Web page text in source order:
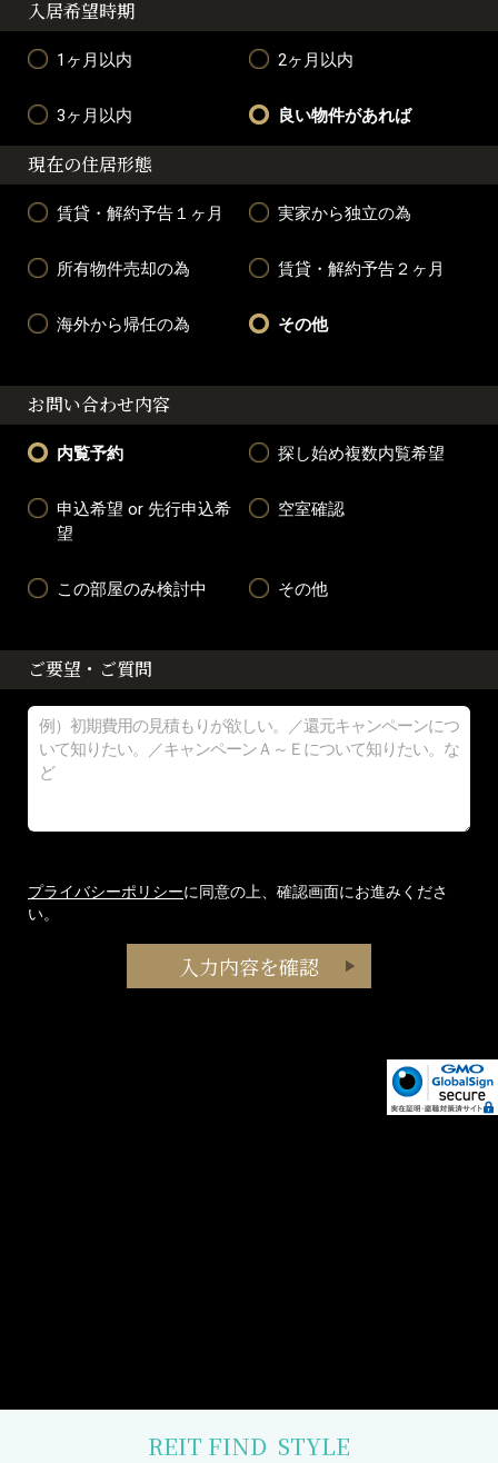
入居希望時期
1ヶ月以内 2ヶ月以内
3ヶ月以内 良い物件があれば
現在の住居形態
賃貸・解約予告１ヶ月 実家から独立の為
所有物件売却の為 賃貸・解約予告２ヶ月
海外から帰任の為 その他
お問い合わせ内容
内覧予約 探し始め複数内覧希望
申込希望 or 先行申込希
望
空室確認
この部屋のみ検討中 その他
ご要望・ご質問
プライバシーポリシーに同意の上、確認画面にお進みくださ
い。
REIT FIND STYLE